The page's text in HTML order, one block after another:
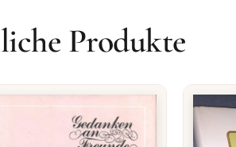
Produkte